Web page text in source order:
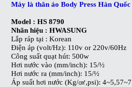
Máy là thân áo Body Press Hàn Quốc
Model : HS 8790
Nhãn hiệu : HWASUNG
Lắp ráp tại : Korean
Điện áp (volt/Hz): 110v or 220v/60Hz
Công suất quạt hút: 500w
Hơi nước vào (mm/inch): 15/½
Hơi nước ra (mm/inch): 15/½
Áp suất hơi nước (Kg/㎠,psi):